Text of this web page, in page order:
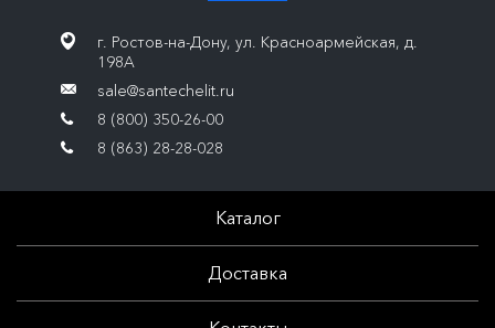
г. Ростов-на-Дону, ул. Красноармейская, д.
198А
sale@santechelit.ru
8 (800) 350-26-00
8 (863) 28-28-028
Каталог
Доставка